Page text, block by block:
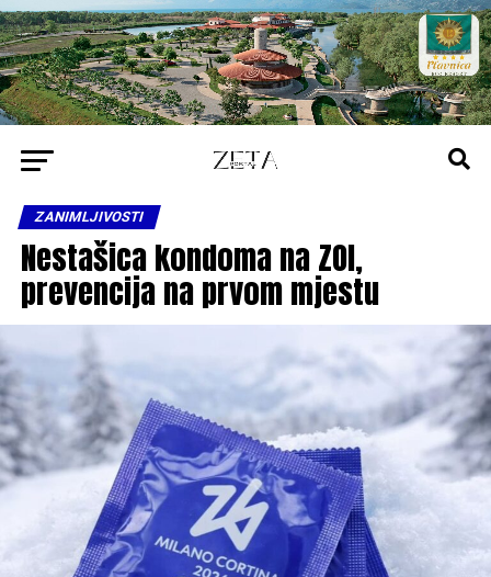
ZANIMLJIVOSTI
Nestašica kondoma na ZOI,
prevencija na prvom mjestu